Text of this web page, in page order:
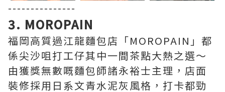
---------------
3. MOROPAIN
福岡高質過江龍麵包店「MOROPAIN」都
係尖沙咀打工仔其中一間茶點大熱之選～
由獲獎無數嘅麵包師諸永裕士主理，店面
裝修採用日系文青水泥灰風格，打卡都勁